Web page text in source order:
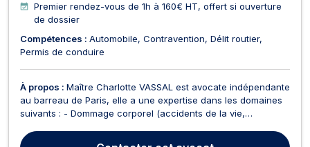
Premier rendez-vous de 1h à 160€ HT, offert si ouverture
de dossier
Compétences : Automobile Contravention Délit routier
Permis de conduire
À propos : Maître Charlotte VASSAL est avocate indépendante
au barreau de Paris, elle a une expertise dans les domaines
suivants : - Dommage corporel (accidents de la vie,
médicaux) - Droit de la Sécurité Sociale (procédures devant